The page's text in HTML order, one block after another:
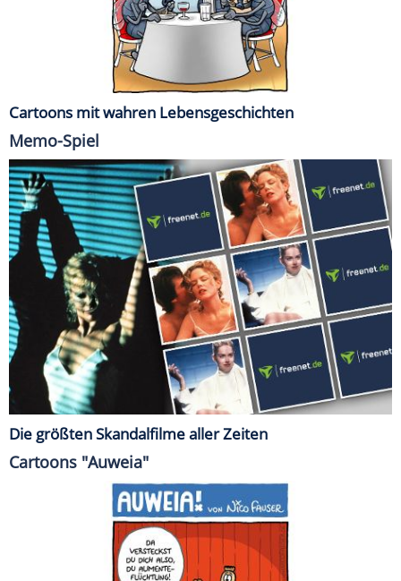
Cartoons mit wahren Lebensgeschichten
Memo-Spiel
Die größten Skandalfilme aller Zeiten
Cartoons "Auweia"